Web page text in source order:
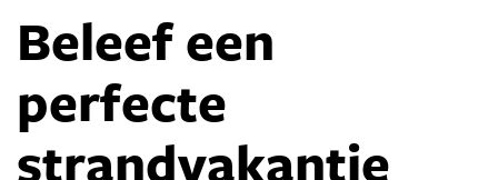
Beleef een
perfecte
strandvakantie